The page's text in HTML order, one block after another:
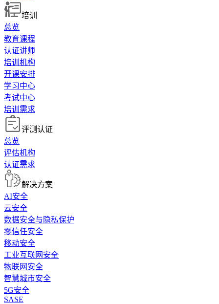
培训
总览
教育课程
认证讲师
培训机构
开课安排
学习中心
考试中心
培训需求
评测认证
总览
评估机构
认证需求
解决方案
AI安全
云安全
数据安全与隐私保护
零信任安全
移动安全
工业互联网安全
物联网安全
智慧城市安全
5G安全
SASE